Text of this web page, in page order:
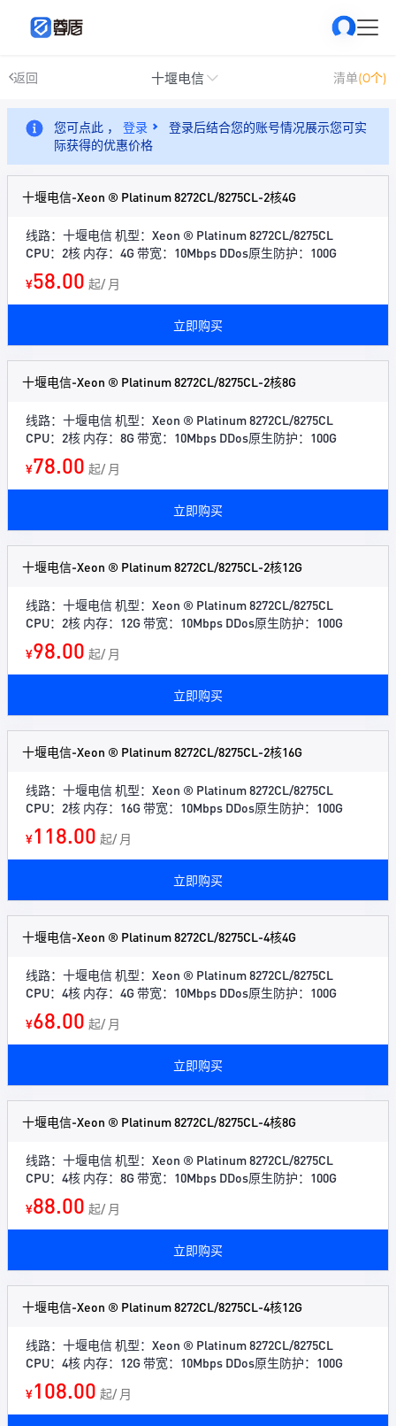
返回 十堰电信 清单(0个)
您可点此 ， 登录
登录后结合您的账号情况展示您可实
际获得的优惠价格
十堰电信-Xeon ® Platinum 8272CL/8275CL-2核4G
线路：十堰电信 机型：Xeon ® Platinum 8272CL/8275CL
CPU：2核 内存：4G 带宽：10Mbps DDos原生防护：100G
¥58.00 起/ 月
立即购买
十堰电信-Xeon ® Platinum 8272CL/8275CL-2核8G
线路：十堰电信 机型：Xeon ® Platinum 8272CL/8275CL
CPU：2核 内存：8G 带宽：10Mbps DDos原生防护：100G
¥78.00 起/ 月
立即购买
十堰电信-Xeon ® Platinum 8272CL/8275CL-2核12G
线路：十堰电信 机型：Xeon ® Platinum 8272CL/8275CL
CPU：2核 内存：12G 带宽：10Mbps DDos原生防护：100G
¥98.00 起/ 月
立即购买
十堰电信-Xeon ® Platinum 8272CL/8275CL-2核16G
线路：十堰电信 机型：Xeon ® Platinum 8272CL/8275CL
CPU：2核 内存：16G 带宽：10Mbps DDos原生防护：100G
¥118.00 起/ 月
立即购买
十堰电信-Xeon ® Platinum 8272CL/8275CL-4核4G
线路：十堰电信 机型：Xeon ® Platinum 8272CL/8275CL
CPU：4核 内存：4G 带宽：10Mbps DDos原生防护：100G
¥68.00 起/ 月
立即购买
十堰电信-Xeon ® Platinum 8272CL/8275CL-4核8G
线路：十堰电信 机型：Xeon ® Platinum 8272CL/8275CL
CPU：4核 内存：8G 带宽：10Mbps DDos原生防护：100G
¥88.00 起/ 月
立即购买
十堰电信-Xeon ® Platinum 8272CL/8275CL-4核12G
线路：十堰电信 机型：Xeon ® Platinum 8272CL/8275CL
CPU：4核 内存：12G 带宽：10Mbps DDos原生防护：100G
¥108.00 起/ 月